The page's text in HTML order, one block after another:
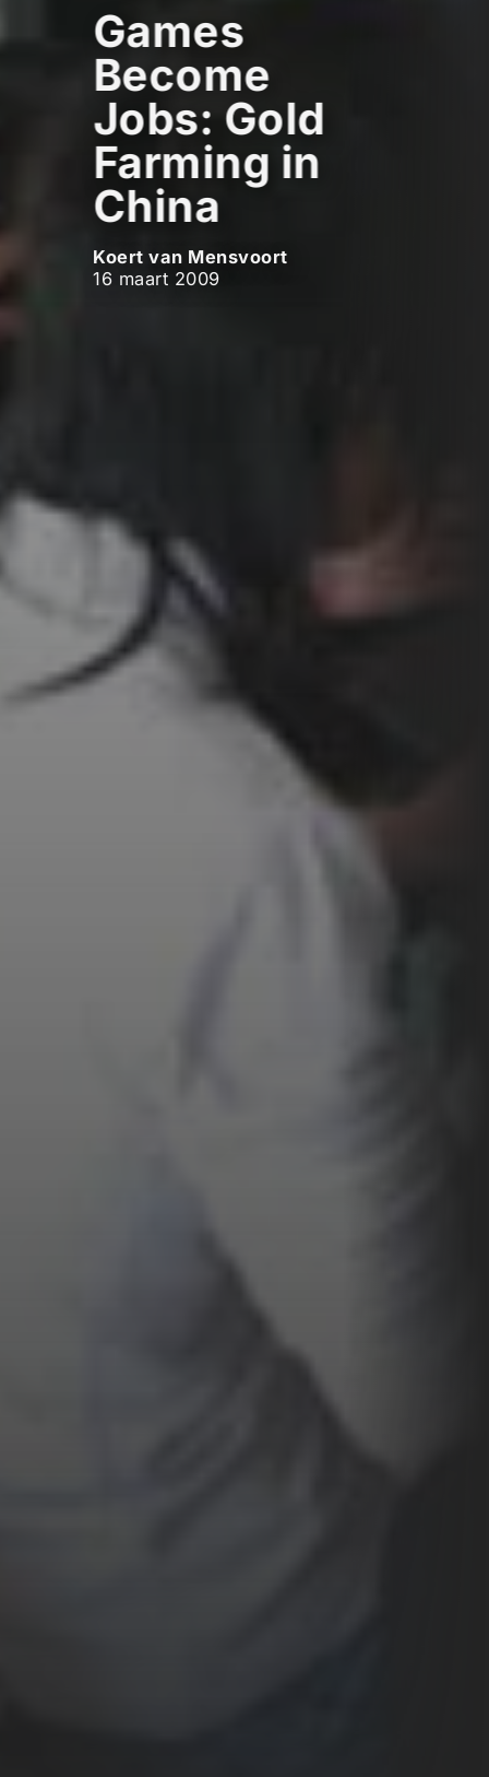
Games
Become
Jobs: Gold
Farming in
China
Koert van Mensvoort
16 maart 2009